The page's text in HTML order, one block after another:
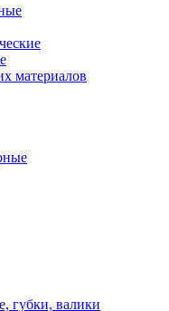
материалов
губки, валики